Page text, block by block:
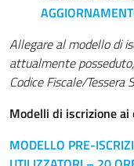
Allegare al modello di
attualmente
Codice Fiscale/Tessera
Modelli di iscrizione ai
MODELLO PRE-